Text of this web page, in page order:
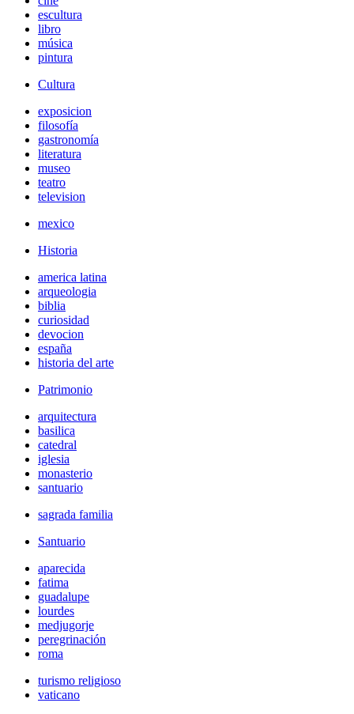
escultura
libro
música
pintura
Cultura
exposicion
filosofía
gastronomía
literatura
museo
teatro
television
mexico
Historia
america latina
arqueologia
biblia
curiosidad
devocion
españa
historia del arte
Patrimonio
arquitectura
basilica
catedral
iglesia
monasterio
santuario
sagrada familia
Santuario
aparecida
fatima
guadalupe
lourdes
medjugorje
peregrinación
roma
turismo religioso
vaticano